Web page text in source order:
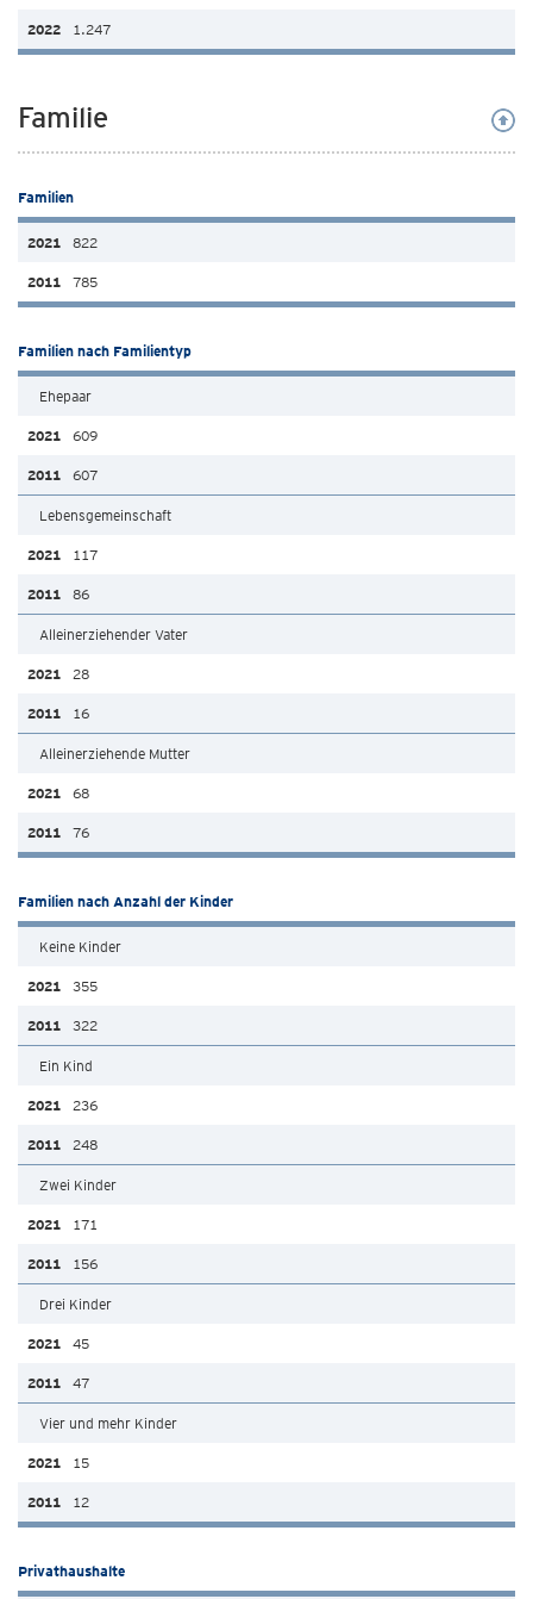
1.247
Familie
Familien
822
785
Familien nach Familientyp
Ehepaar
609
607
Lebensgemeinschaft
117
86
Alleinerziehender Vater
28
16
Alleinerziehende Mutter
68
76
Familien nach Anzahl der Kinder
Keine Kinder
355
322
Ein Kind
236
248
Zwei Kinder
171
156
Drei Kinder
45
47
Vier und mehr Kinder
15
12
Privathaushalte